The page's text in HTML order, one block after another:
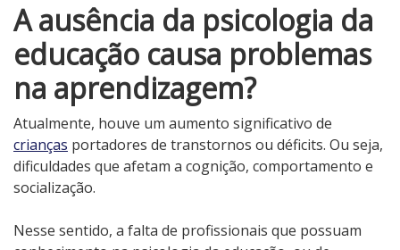
A ausência da psicologia da
educação causa problemas
na aprendizagem?
Atualmente, houve um aumento significativo de
crianças portadores de transtornos ou déficits. Ou seja,
dificuldades que afetam a cognição, comportamento e
socialização.
Nesse sentido, a falta de profissionais que possuam